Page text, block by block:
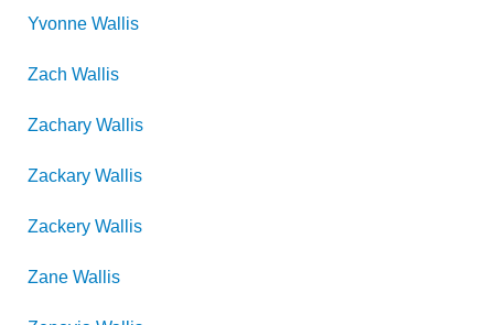
Yvonne Wallis
Zach Wallis
Zachary Wallis
Zackary Wallis
Zackery Wallis
Zane Wallis